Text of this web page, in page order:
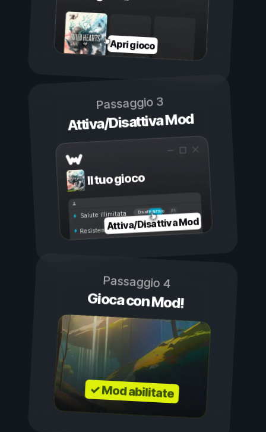
Apri gioco
Passaggio 3
Attiva/Disattiva Mod
Il tuo gioco
Attivo
Disattivo
Salute illimitata
Resistenza illimitata
Attiva/Disattiva Mod
Passaggio 4
Gioca con Mod!
✓ Mod abilitate